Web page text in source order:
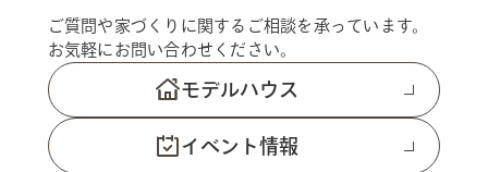
ご質問や家づくりに関するご相談を承っています。
お気軽にお問い合わせください。
モデルハウス
イベント情報